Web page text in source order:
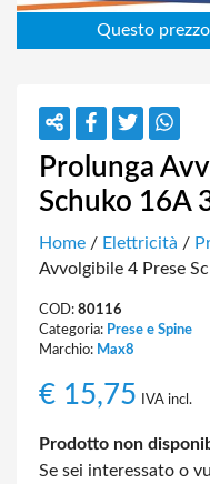
Prolunga
Schuko 16A
Home / Elettricità /
Avvolgibile 4 Prese
COD: 80116
Categoria: Prese e Spine
Marchio: Max8
€ 15,75 IVA incl.
Prodotto non
Se sei interessato o